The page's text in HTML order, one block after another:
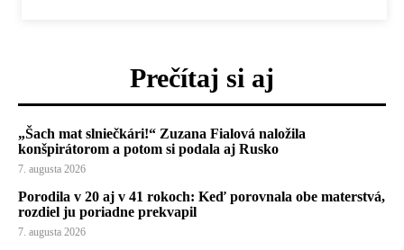
Prečítaj si aj
„Šach mat slniečkári!“ Zuzana Fialová naložila
konšpirátorom a potom si podala aj Rusko
7. augusta 2026
Porodila v 20 aj v 41 rokoch: Keď porovnala obe materstvá,
rozdiel ju poriadne prekvapil
7. augusta 2026